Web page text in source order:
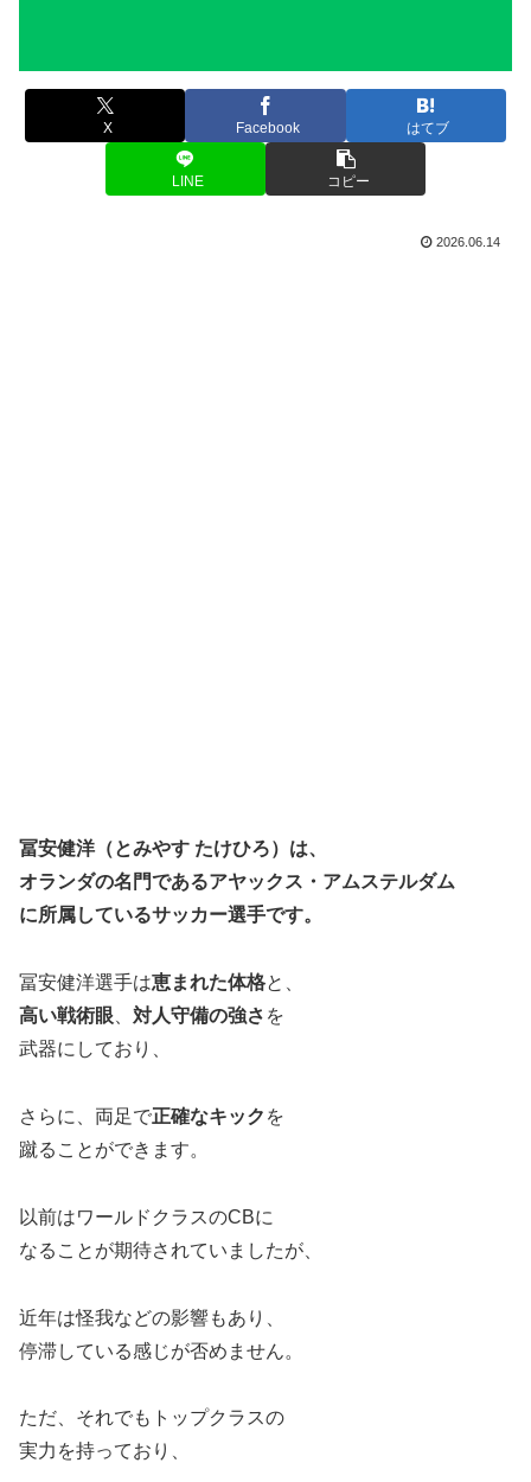
X Facebook はてブ
LINE コピー
2026.06.14
冨安健洋（とみやす たけひろ）は、
オランダの名門であるアヤックス・アムステルダム
に所属しているサッカー選手です。
冨安健洋選手は恵まれた体格と、
高い戦術眼
対人守備の強さ を
武器にしており、
さらに、両足で正確なキック を
蹴ることができます。
以前はワールドクラスのCBに
なることが期待されていましたが、
近年は怪我などの影響もあり、
停滞している感じが否めません。
ただ、それでもトップクラスの
実力を持っており、